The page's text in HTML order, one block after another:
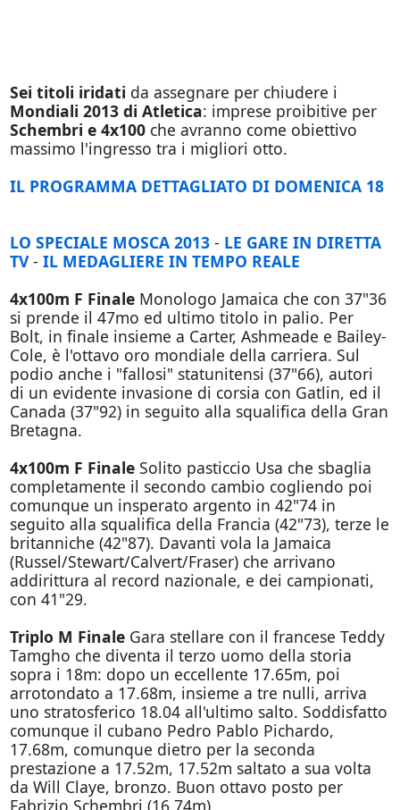
Sei titoli iridati da assegnare per chiudere i
Mondiali 2013 di Atletica: imprese proibitive per
Schembri e 4x100che avranno come obiettivo
massimo l'ingresso tra i migliori otto.
IL PROGRAMMA DETTAGLIATO DI DOMENICA 18
LO SPECIALE MOSCA 2013- LE GARE IN DIRETTA
TV- IL MEDAGLIERE IN TEMPO REALE
4x100m F FinaleMonologo Jamaica che con 37"36
si prende il 47mo ed ultimo titolo in palio. Per
Bolt, in finale insieme a Carter, Ashmeade e Bailey-
Cole, è l'ottavo oro mondiale della carriera. Sul
podio anche i "fallosi" statunitensi (37"66), autori
di un evidente invasione di corsia con Gatlin, ed il
Canada (37"92)in seguito alla squalifica della Gran
Bretagna.
4x100m F FinaleSolito pasticcio Usa che sbaglia
completamente il secondo cambio cogliendo poi
comunque un insperato argento in 42"74 in
seguito alla squalifica della Francia (42"73), terze le
britanniche (42"87). Davanti vola la Jamaica
(Russel/Stewart/Calvert/Fraser) che arrivano
addirittura al record nazionale, e dei campionati,
con 41"29.
Triplo M Finale Gara stellare con il francese Teddy
Tamgho che diventa il terzo uomo della storia
sopra i 18m: dopo un eccellente 17.65m, poi
arrotondato a 17.68m, insieme a tre nulli, arriva
uno stratosferico 18.04 all'ultimo salto. Soddisfatto
comunque il cubano Pedro Pablo Pichardo,
17.68m, comunque dietro per la seconda
prestazione a 17.52m, 17.52m saltato a sua volta
da Will Claye, bronzo. Buon ottavo posto per
Fabrizio Schembri (16.74m).